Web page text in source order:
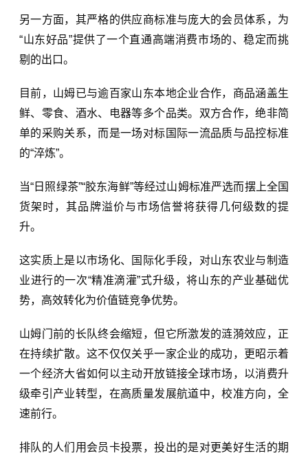
另一方面，其严格的供应商标准与庞大的会员体系，为
“山东好品”提供了一个直通高端消费市场的、稳定而挑
剔的出口。
目前，山姆已与逾百家山东本地企业合作，商品涵盖生
鲜、零食、酒水、电器等多个品类。双方合作，绝非简
单的采购关系，而是一场对标国际一流品质与品控标准
的“淬炼”。
当“ 日照绿茶”“胶东海鲜”等经过山姆标准严选而摆上全国
货架时，其品牌溢价与市场信誉将获得几何级数的提
升。
这实质上是以市场化、国际化手段，对山东农业与制造
业进行的一次“精准滴灌”式升级，将山东的产业基础优
势，高效转化为价值链竞争优势。
山姆门前的长队终会缩短，但它所激发的涟漪效应，正
在持续扩散。这不仅仅关乎一家企业的成功，更昭示着
一个经济大省如何以主动开放链接全球市场，以消费升
级牵引产业转型，在高质量发展航道中，校准方向，全
速前行。
排队的人们用会员卡投票，投出的是对更美好生活的期